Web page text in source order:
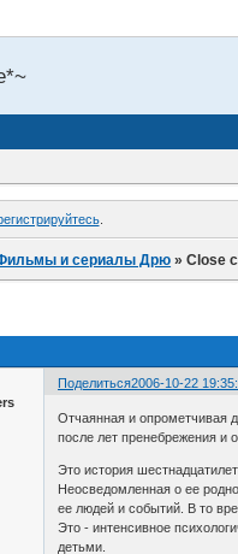
.
и сериалы Дрю »Close
Поделиться2006-10-22
Отчаянная и опрометчивая
после лет пренебрежения и
Это история
Неосведомленная о ее
ее людей и событий. В то
Это - интенсивное
детьми.